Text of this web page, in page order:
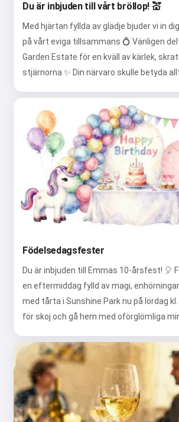
Du är inbjuden till vårt bröllop! 💒
Med hjärtan fyllda av glädje bjuder vi in
på vårt eviga tillsammans 💍 Vänligen
Garden Estate för en kväll av kärlek,
stjärnorna ✨ Din närvaro skulle betyda
Födelsedagsfester
Du är inbjuden till Emmas 10-årsfest! 🎈
en eftermiddag fylld av magi,
med tårta i Sunshine Park nu på lördag kl.
för skoj och gå hem med oförglömliga